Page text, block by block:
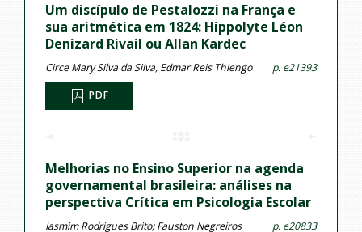
Um discípulo de Pestalozzi na França e
sua aritmética em 1824: Hippolyte Léon
Denizard Rivail ou Allan Kardec
Circe Mary Silva da Silva, Edmar Reis Thiengo p. e21393
PDF
Melhorias no Ensino Superior na agenda
governamental brasileira: análises na
perspectiva Crítica em Psicologia Escolar
Iasmim Rodrigues Brito; Fauston Negreiros p. e20833